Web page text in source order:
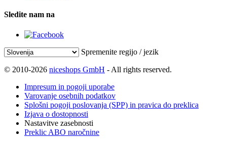
Sledite nam na
Spremenite regijo / jezik
© 2010-2026 niceshops GmbH - All rights reserved.
Impresum in pogoji uporabe
Varovanje osebnih podatkov
Splošni pogoji poslovanja (SPP) in pravica do preklica
Izjava o dostopnosti
Nastavitve zasebnosti
Preklic ABO naročnine